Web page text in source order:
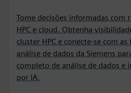
Tome decisões informadas
HPC e cloud. Obtenha
cluster HPC e conecte-se com
análise de dados da Siemens
completo de análise de dados e
por IA.